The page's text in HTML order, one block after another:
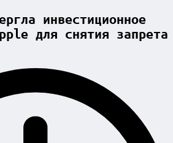
инвестиционное
для снятия запрета